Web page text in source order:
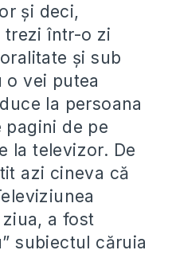
şi deci,
trezi într-o zi
şi sub
o vei putea
la persoana
pagini de pe
la televizor. De
azi cineva că
a fost
subiectul căruia